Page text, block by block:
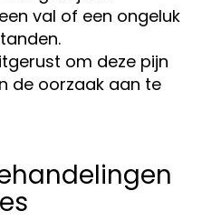
val of een ongeluk
om deze pijn
de oorzaak aan te